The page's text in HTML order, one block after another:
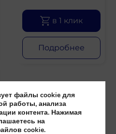
в 1 клик
Подробнее
файлы cookie для
работы, анализа
контента. Нажимая
на
cookie.